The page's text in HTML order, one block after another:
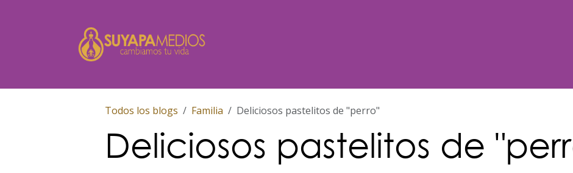
Todos los blogs Familia Deliciosos pastelitos de "perro"
Deliciosos pastelitos de